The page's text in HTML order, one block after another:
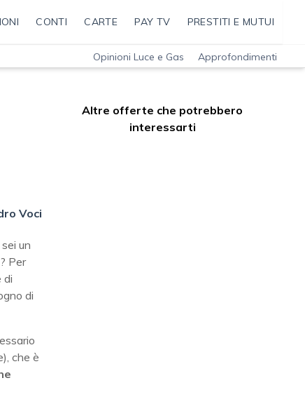
CONTI CARTE PAY TV PRESTITI E MUTUI
Opinioni Luce e Gas Approfondimenti
Voci
un
Per
di
di
che è
Altre offerte che potrebbero
interessarti